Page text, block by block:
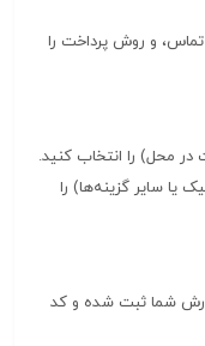
تماس، و روش پرداخت را
در محل) را انتخاب کنید.
یا سایر گزینه‌ها) را
شما ثبت شده و کد